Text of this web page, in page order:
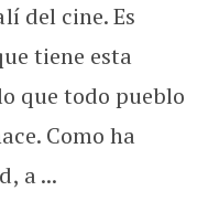
del cine. Es
tiene esta
que todo pueblo
Como ha
a ...